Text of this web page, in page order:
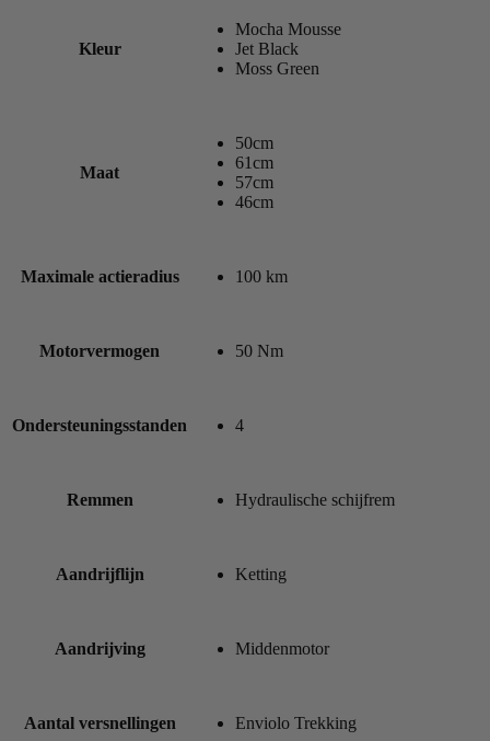
Kleur
Mocha Mousse
Jet Black
Moss Green
Maat
50cm
61cm
57cm
46cm
Maximale actieradius 100 km
Motorvermogen 50 Nm
Ondersteuningsstanden 4
Remmen Hydraulische schijfrem
Aandrijflijn Ketting
Aandrijving Middenmotor
Aantal versnellingen Enviolo Trekking